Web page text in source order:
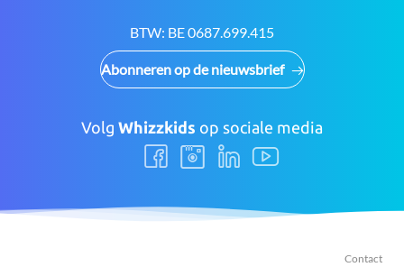
BTW: BE 0687.699.415
Abonneren op de nieuwsbrief
Volg Whizzkids op sociale media
Volg
ons
Volg
ons
Volg
ons
Volg
ons
Contact